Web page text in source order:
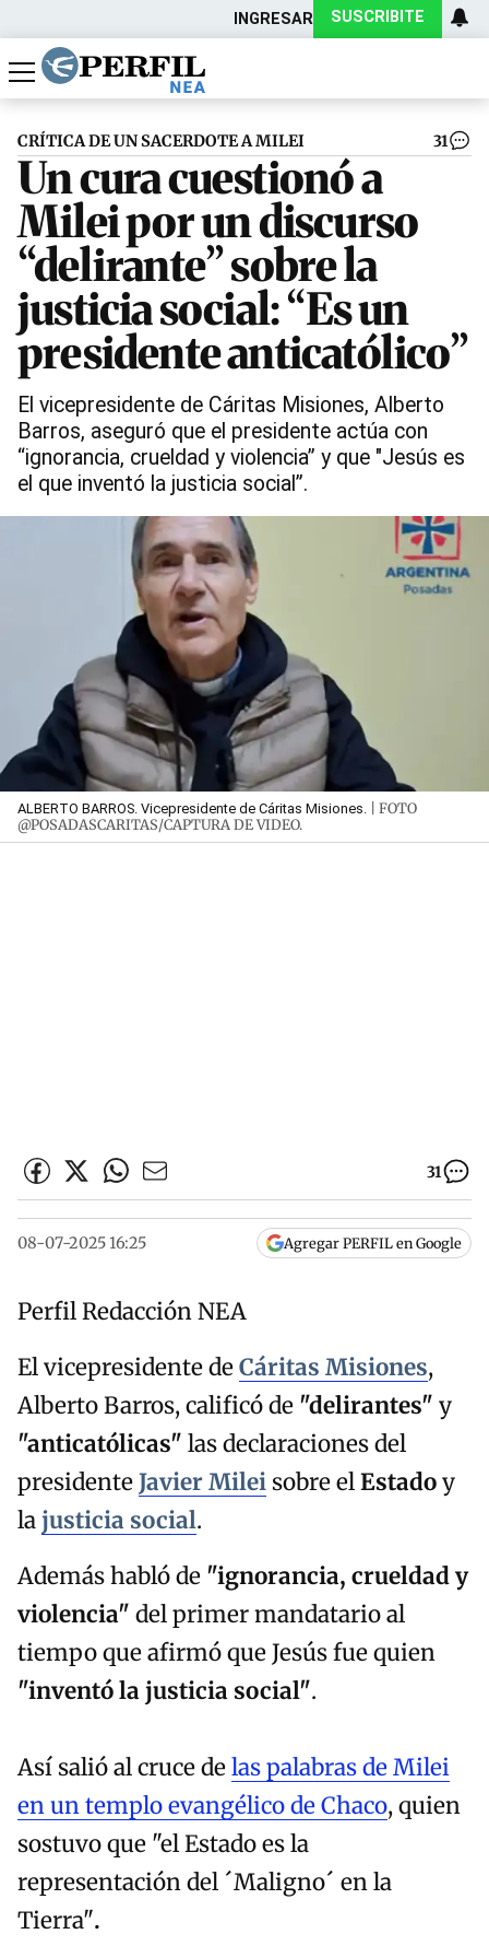
INGRESAR SUSCRIBITE
Política
Economía
Actualidad
CRÍTICA DE UN SACERDOTE A MILEI 31
Un cura cuestionó a
Milei por un discurso
“delirante” sobre la
justicia social: “Es un
presidente anticatólico”
El vicepresidente de Cáritas Misiones, Alberto
Barros, aseguró que el presidente actúa con
“ignorancia, crueldad y violencia” y que "Jesús es
el que inventó la justicia social”.
ALBERTO BARROS. Vicepresidente de Cáritas Misiones. | FOTO
@POSADASCARITAS/CAPTURA DE VIDEO.
31
08-07-2025 16:25 Agregar PERFIL en Google
Perfil Redacción NEA
El vicepresidente deCáritas Misiones,
Alberto Barros, calificó de "delirantes" y
"anticatólicas" las declaraciones del
presidenteJavier Milei sobre elEstadoy
lajusticia social.
Además habló de "ignorancia, crueldad y
violencia" del primer mandatario al
tiempo que afirmó que Jesús fue quien
"inventó la justicia social".
Así salió al cruce delas palabras de Milei
en un templo evangélico de Chaco, quien
sostuvo que "el Estado es la
representación del ´Maligno´ en la
Tierra".